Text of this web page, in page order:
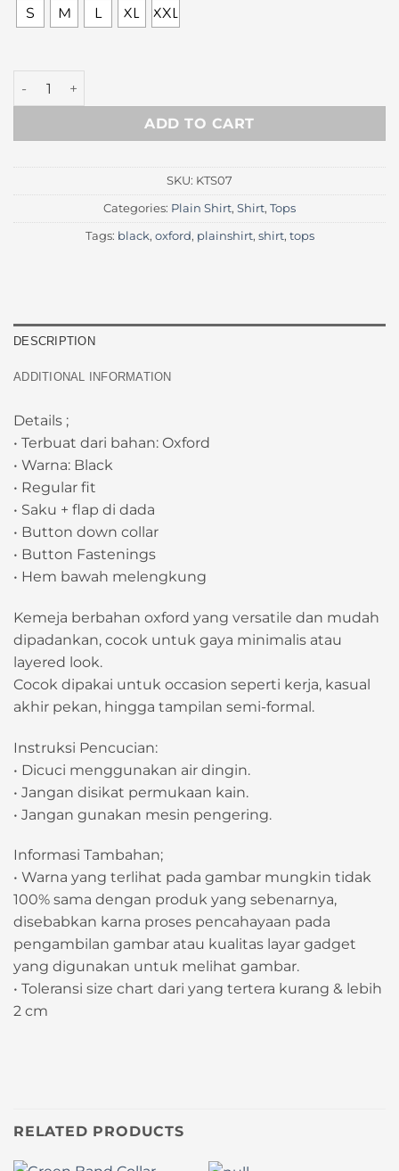
S M L XL XXL
Black Plain Oxford Shirt quantity
ADD TO CART
SKU: KTS07
Categories: Plain Shirt, Shirt, Tops
Tags: black, oxford, plainshirt, shirt, tops
DESCRIPTION
ADDITIONAL INFORMATION
Details ;
• Terbuat dari bahan: Oxford
• Warna: Black
• Regular fit
• Saku + flap di dada
• Button down collar
• Button Fastenings
• Hem bawah melengkung
Kemeja berbahan oxford yang versatile dan mudah
dipadankan, cocok untuk gaya minimalis atau
layered look.
Cocok dipakai untuk occasion seperti kerja, kasual
akhir pekan, hingga tampilan semi-formal.
Instruksi Pencucian:
• Dicuci menggunakan air dingin.
• Jangan disikat permukaan kain.
• Jangan gunakan mesin pengering.
Informasi Tambahan;
• Warna yang terlihat pada gambar mungkin tidak
100% sama dengan produk yang sebenarnya,
disebabkan karna proses pencahayaan pada
pengambilan gambar atau kualitas layar gadget
yang digunakan untuk melihat gambar.
• Toleransi size chart dari yang tertera kurang & lebih
2 cm
RELATED PRODUCTS